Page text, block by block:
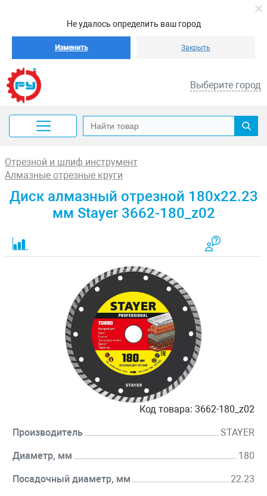
Не удалось определить ваш город
Изменить Закрыть
Выберите город
Отрезной и шлиф инструмент
Алмазные отрезные круги
Диск алмазный отрезной 180x22.23
мм Stayer 3662-180_z02
Код товара: 3662-180_z02
Производитель STAYER
Диаметр, мм 180
Посадочный диаметр, мм 22.23